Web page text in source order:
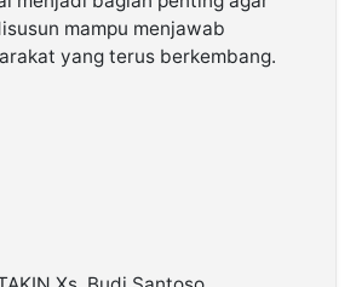
mampu menjawab
yang terus berkembang.